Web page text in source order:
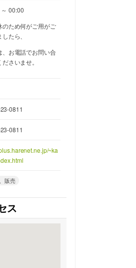
00:00
のため何がご用がご
たら、
、お電話でお問い合
さいませ。
0811
0811
~ka
販売
ス